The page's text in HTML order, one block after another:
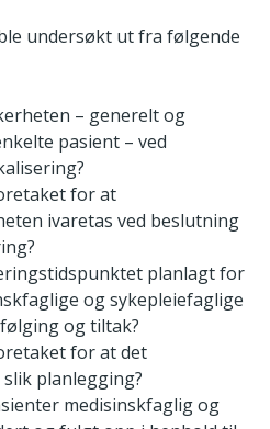
undersøkt ut fra følgende
– generelt og
pasient – ved
for at
ivaretas ved beslutning
planlagt for
og sykepleiefaglige
og tiltak?
for at det
planlegging?
medisinskfaglig og